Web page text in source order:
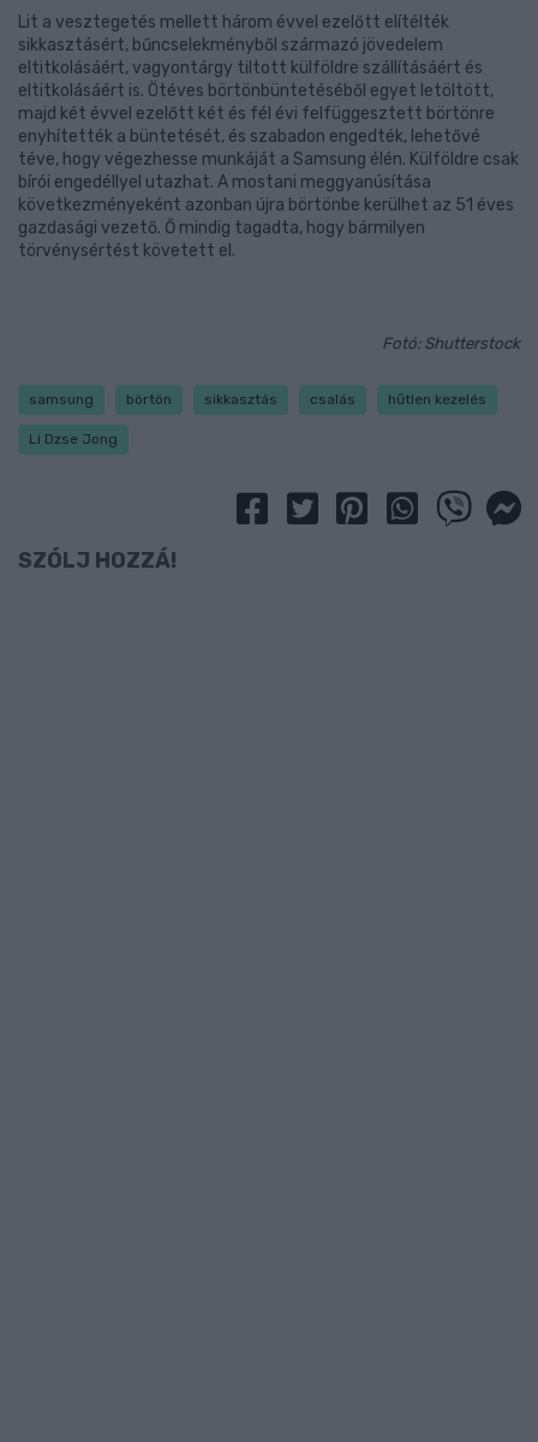
Lit a vesztegetés mellett három évvel ezelőtt elítélték
sikkasztásért, bűncselekményből származó jövedelem
eltitkolásáért, vagyontárgy tiltott külföldre szállításáért és
eltitkolásáért is. Ötéves börtönbüntetéséből egyet letöltött,
majd két évvel ezelőtt két és fél évi felfüggesztett börtönre
enyhítették a büntetését, és szabadon engedték, lehetővé
téve, hogy végezhesse munkáját a Samsung élén. Külföldre csak
bírói engedéllyel utazhat. A mostani meggyanúsítása
következményeként azonban újra börtönbe kerülhet az 51 éves
gazdasági vezető. Ő mindig tagadta, hogy bármilyen
törvénysértést követett el.
Fotó: Shutterstock
samsung börtön sikkasztás csalás hűtlen kezelés
Li Dzse Jong
SZÓLJ HOZZÁ!